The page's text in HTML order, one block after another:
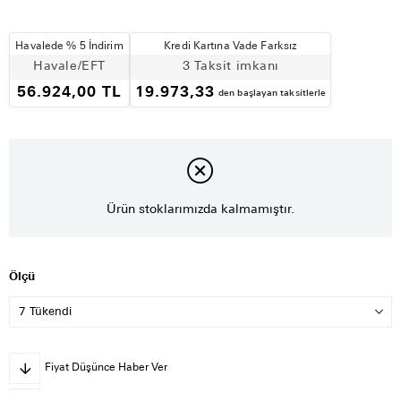
Havalede % 5 İndirim
Havale/EFT
56.924,00 TL
Kredi Kartına Vade Farksız
3 Taksit imkanı
19.973,33 den başlayan taksitlerle
Ürün stoklarımızda kalmamıştır.
Ölçü
Fiyat Düşünce Haber Ver